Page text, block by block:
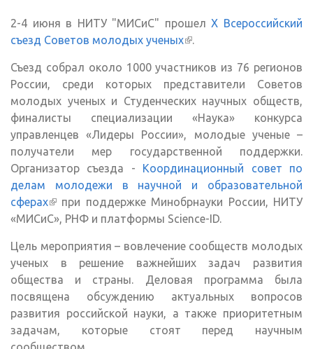
2-4 июня в НИТУ "МИСиС" прошелХ Всероссийский
съезд Советов молодых ученых(внешняя ссылка)
.
Съезд собрал около 1000 участников из 76 регионов
России, среди которых представители Советов
молодых ученых и Студенческих научных обществ,
финалисты специализации «Наука» конкурса
управленцев «Лидеры России», молодые ученые –
получатели мер государственной поддержки.
Организатор съезда - Координационный совет по
делам молодежи в научной и образовательной
сферах(внешняя ссылка)
при поддержке Минобрнауки России, НИТУ
«МИСиС», РНФ и платформы Science-ID.
Цель мероприятия – вовлечение сообществ молодых
ученых в решение важнейших задач развития
общества и страны. Деловая программа была
посвящена обсуждению актуальных вопросов
развития российской науки, а также приоритетным
задачам, которые стоят перед научным